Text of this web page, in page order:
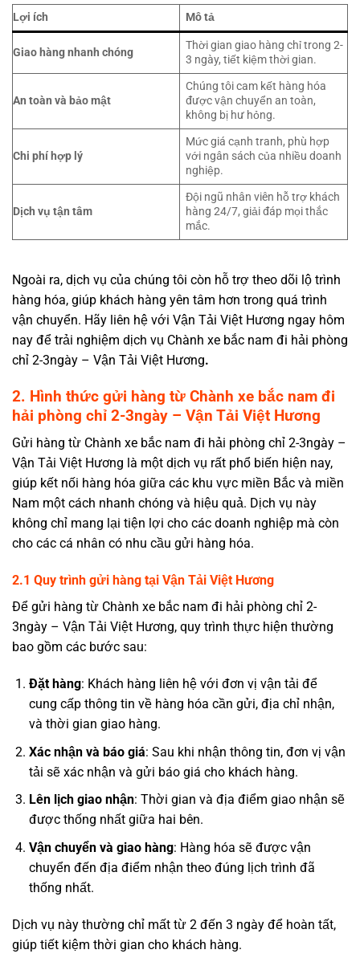
Lợi ích Mô tả
Giao hàng nhanh chóng
Thời gian giao hàng chỉ trong 2-
3 ngày, tiết kiệm thời gian.
An toàn và bảo mật
Chúng tôi cam kết hàng hóa
được vận chuyển an toàn,
không bị hư hỏng.
Chi phí hợp lý
Mức giá cạnh tranh, phù hợp
với ngân sách của nhiều doanh
nghiệp.
Dịch vụ tận tâm
Đội ngũ nhân viên hỗ trợ khách
hàng 24/7, giải đáp mọi thắc
mắc.
Ngoài ra, dịch vụ của chúng tôi còn hỗ trợ theo dõi lộ trình
hàng hóa, giúp khách hàng yên tâm hơn trong quá trình
vận chuyển. Hãy liên hệ với Vận Tải Việt Hương ngay hôm
nay để trải nghiệm dịch vụ Chành xe bắc nam đi hải phòng
chỉ 2-3ngày – Vận Tải Việt Hương.
2. Hình thức gửi hàng từ Chành xe bắc nam đi
hải phòng chỉ 2-3ngày – Vận Tải Việt Hương
Gửi hàng từ Chành xe bắc nam đi hải phòng chỉ 2-3ngày –
Vận Tải Việt Hương là một dịch vụ rất phổ biến hiện nay,
giúp kết nối hàng hóa giữa các khu vực miền Bắc và miền
Nam một cách nhanh chóng và hiệu quả. Dịch vụ này
không chỉ mang lại tiện lợi cho các doanh nghiệp mà còn
cho các cá nhân có nhu cầu gửi hàng hóa.
2.1 Quy trình gửi hàng tại Vận Tải Việt Hương
Để gửi hàng từ Chành xe bắc nam đi hải phòng chỉ 2-
3ngày – Vận Tải Việt Hương, quy trình thực hiện thường
bao gồm các bước sau:
Đặt hàng: Khách hàng liên hệ với đơn vị vận tải để
cung cấp thông tin về hàng hóa cần gửi, địa chỉ nhận,
và thời gian giao hàng.
Xác nhận và báo giá: Sau khi nhận thông tin, đơn vị vận
tải sẽ xác nhận và gửi báo giá cho khách hàng.
Lên lịch giao nhận: Thời gian và địa điểm giao nhận sẽ
được thống nhất giữa hai bên.
Vận chuyển và giao hàng: Hàng hóa sẽ được vận
chuyển đến địa điểm nhận theo đúng lịch trình đã
thống nhất.
Dịch vụ này thường chỉ mất từ 2 đến 3 ngày để hoàn tất,
giúp tiết kiệm thời gian cho khách hàng.